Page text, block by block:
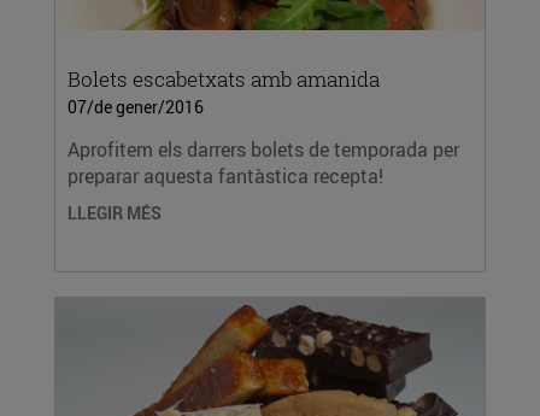
Bolets escabetxats amb amanida
07/de gener/2016
Aprofitem els darrers bolets de temporada per
preparar aquesta fantàstica recepta!
LLEGIR MÉS